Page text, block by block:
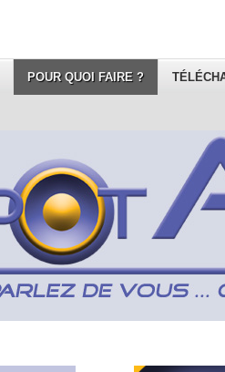
POUR QUOI FAIRE ?